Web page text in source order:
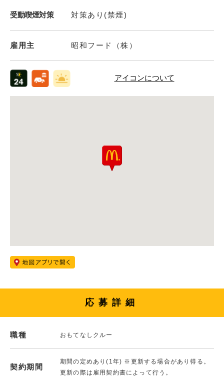
受動喫煙対策 対策あり(禁煙)
雇用主 昭和フード（株）
アイコンについて
応募詳細
職種 おもてなしクルー
契約期間
期間の定めあり(1年) ※更新する場合があり得る。
更新の際は雇用契約書によって行う。